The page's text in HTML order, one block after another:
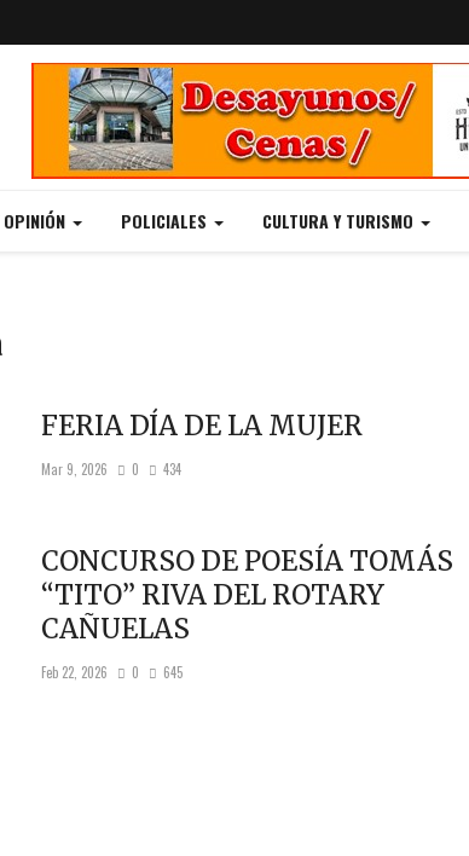
POLICIALES CULTURA Y TURISMO
FERIA DÍA DE LA MUJER
Mar 9, 2026 0 434
CONCURSO DE POESÍA TOMÁS
“TITO” RIVA DEL ROTARY
CAÑUELAS
Feb 22, 2026 0 645